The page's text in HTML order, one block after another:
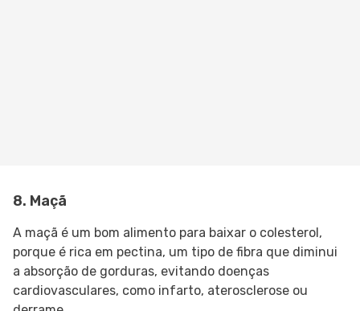
8. Maçã
A maçã é um bom alimento para baixar o colesterol,
porque é rica em pectina, um tipo de fibra que diminui
a absorção de gorduras, evitando doenças
cardiovasculares, como infarto, aterosclerose ou